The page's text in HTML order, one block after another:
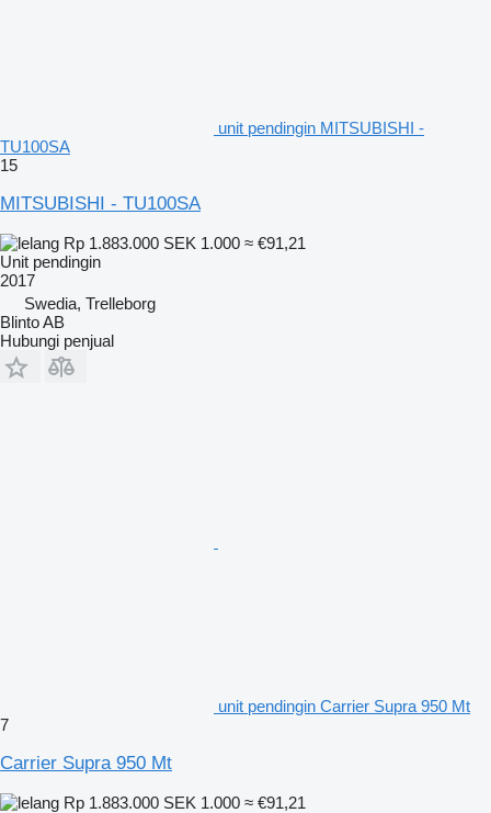
unit pendingin MITSUBISHI -
TU100SA
15
MITSUBISHI - TU100SA
Rp 1.883.000 SEK 1.000 ≈ €91,21
Unit pendingin
2017
Swedia, Trelleborg
Blinto AB
Hubungi penjual
unit pendingin Carrier Supra 950 Mt
7
Carrier Supra 950 Mt
Rp 1.883.000 SEK 1.000 ≈ €91,21